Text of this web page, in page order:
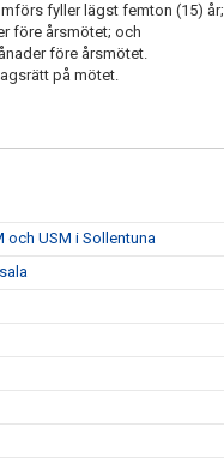
fyller lägst femton (15) år;
före årsmötet; och
före årsmötet.
på mötet.
och USM i Sollentuna